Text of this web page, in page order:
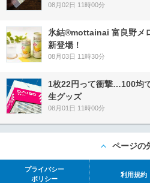
08月02日 11時00分
氷結®mottainai 富良野メ
新登場！
08月03日 11時30分
1枚22円って衝撃…100均
生グッズ
08月01日 11時00分
ページの
プライバシー
ポリシー
利用規約